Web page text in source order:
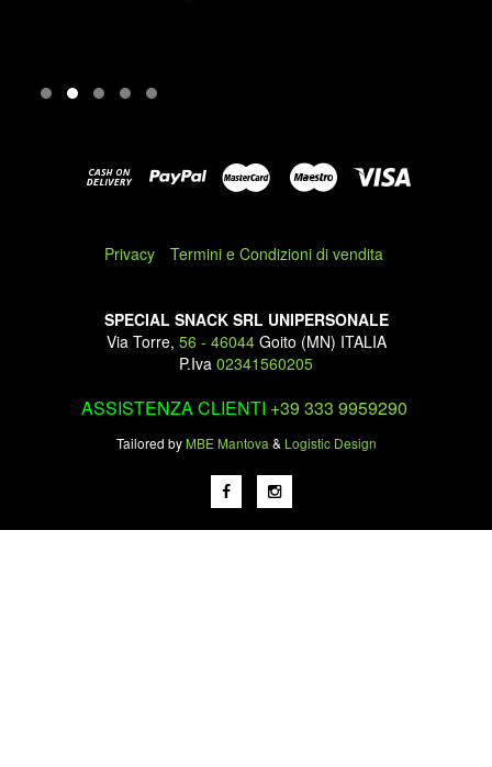
Privacy Termini e Condizioni di vendita
SPECIAL SNACK SRL UNIPERSONALE
Via Torre, 56 - 46044Goito (MN) ITALIA
P.Iva 02341560205
ASSISTENZA CLIENTI +39 333 9959290
Tailored by MBE Mantova & Logistic Design